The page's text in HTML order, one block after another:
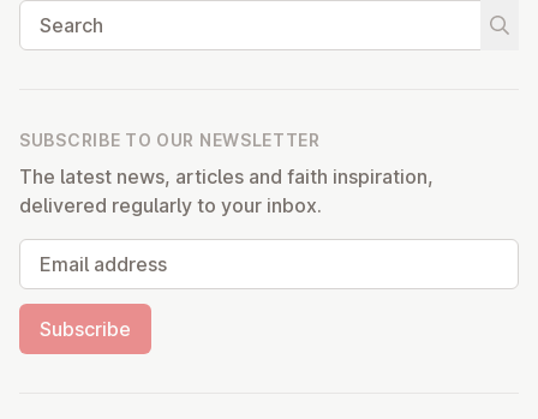
Search
SUBSCRIBE TO OUR NEWSLETTER
The latest news, articles and faith inspiration,
delivered regularly to your inbox.
Email address
Subscribe